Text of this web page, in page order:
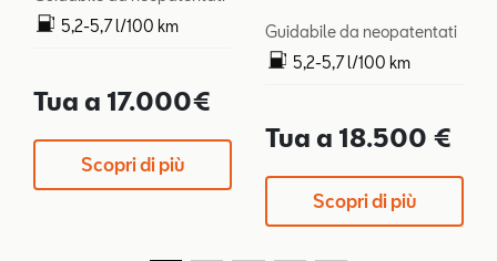
5,2-5,7 l/100 km
Tua a 17.000€
Scopri di più
Guidabile da neopatentati
5,2-5,7 l/100 km
Tua a 18.500 €
Scopri di più